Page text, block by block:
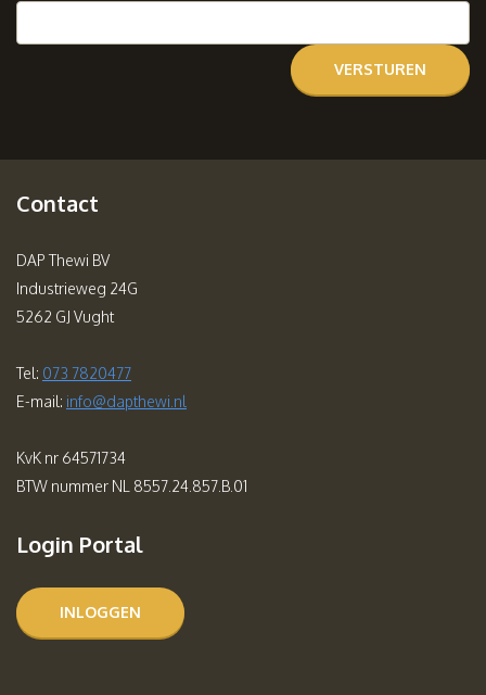
Contact
DAP Thewi BV
Industrieweg 24G
5262 GJ Vught
Tel: 073 7820477
E-mail: info@dapthewi.nl
KvK nr 64571734
BTW nummer NL 8557.24.857.B.01
Login Portal
INLOGGEN